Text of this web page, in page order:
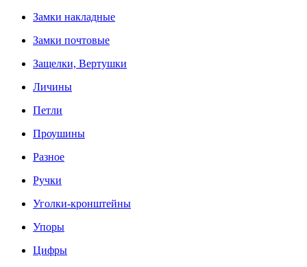
Замки накладные
Замки почтовые
Защелки, Вертушки
Личины
Петли
Проушины
Разное
Ручки
Уголки-кронштейны
Упоры
Цифры